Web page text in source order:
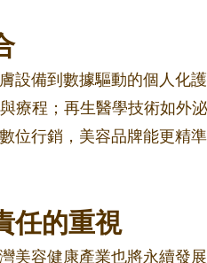
設備到數據驅動的個人化
療程；再生醫學技術如外
位行銷，美容品牌能更精
任的重視
美容健康產業也將永續發